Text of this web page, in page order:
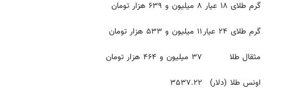
گرم طلای ۱۸ عیار ۸ میلیون و ۶۳۹ هزار تومان
گرم طلای ۲۴ عیار ۱۱ میلیون و ۵۳۳ هزار تومان
مثقال طلا ۳۷ میلیون و ۴۶۴ هزار تومان
اونس طلا (دلار) ۳۵۳۷.۲۲